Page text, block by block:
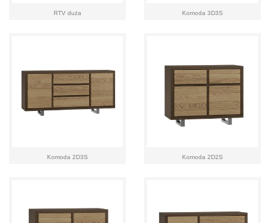
RTV duża Komoda 3D3S
Komoda 2D3S Komoda 2D2S